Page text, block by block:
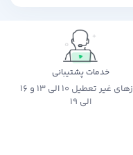
خدمات پشتیبانی
روزهای غیر تعطیل 10 الی 13 و 16
الی 19